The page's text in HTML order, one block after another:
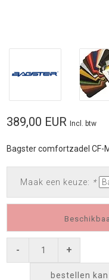
389,00 EUR Incl. btw
Bagster comfortzadel CF-
Maak een keuze: *
- +
bestellen